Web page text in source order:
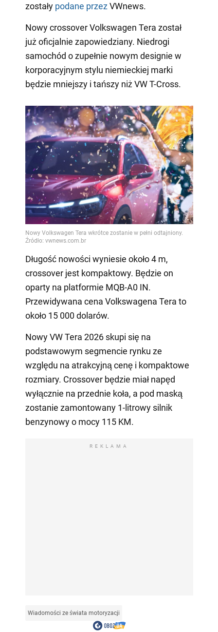
zostały podane przezVWnews.
Nowy crossover Volkswagen Tera został
już oficjalnie zapowiedziany. Niedrogi
samochód o zupełnie nowym designie w
korporacyjnym stylu niemieckiej marki
będzie mniejszy i tańszy niż VW T-Cross.
Długość nowości wyniesie około 4 m,
crossover jest kompaktowy. Będzie on
oparty na platformie MQB-A0 IN.
Przewidywana cena Volkswagena Tera to
około 15 000 dolarów.
Nowy VW Tera 2026 skupi się na
podstawowym segmencie rynku ze
względu na atrakcyjną cenę i kompaktowe
rozmiary. Crossover będzie miał napęd
wyłącznie na przednie koła, a pod maską
zostanie zamontowany 1-litrowy silnik
benzynowy o mocy 115 KM.
REKLAMA
Wiadomości ze świata motoryzacji